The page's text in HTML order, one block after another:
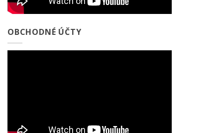
OBCHODNÉ ÚČTY